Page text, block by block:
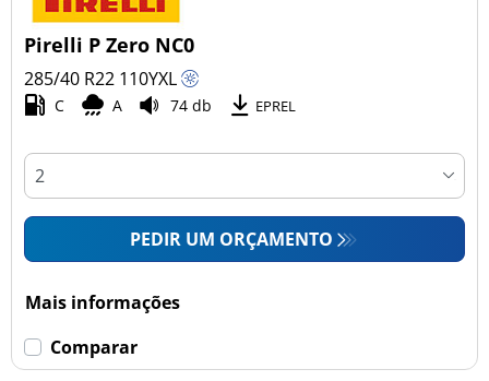
Pirelli P Zero NC0
285/40 R22 110YXL
C A 74 db EPREL
PEDIR UM ORÇAMENTO
Mais informações
Comparar